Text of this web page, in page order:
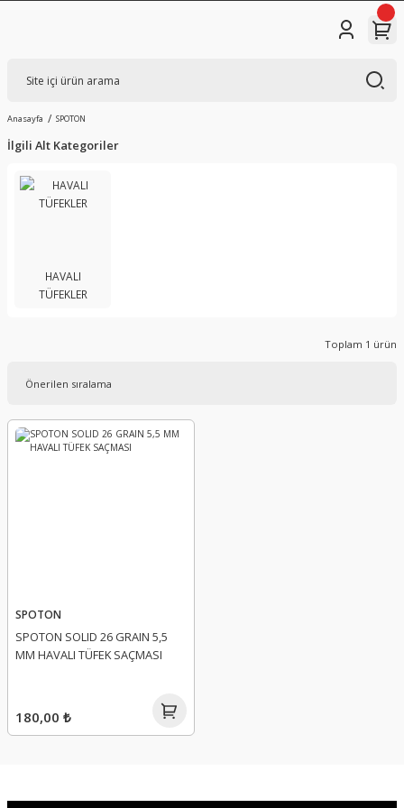
Anasayfa SPOTON
İlgili Alt Kategoriler
HAVALI
TÜFEKLER
Toplam 1 ürün
SPOTON
SPOTON SOLID 26 GRAIN 5,5
MM HAVALI TÜFEK SAÇMASI
180,00 ₺